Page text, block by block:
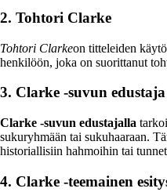
2. Tohtori Clarke
Tohtori Clarkeon titteleiden
henkilöön, joka on suorittanut
3. Clarke -suvun edustaja
Clarke -suvun edustajalla
sukuryhmään tai sukuhaaraan.
historiallisiin hahmoihin tai
4. Clarke -teemainen